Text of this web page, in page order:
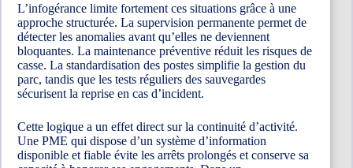
L’infogérance limite fortement ces situations grâce à une
approche structurée. La supervision permanente permet de
détecter les anomalies avant qu’elles ne deviennent
bloquantes. La maintenance préventive réduit les risques de
casse. La standardisation des postes simplifie la gestion du
parc, tandis que les tests réguliers des sauvegardes
sécurisent la reprise en cas d’incident.
Cette logique a un effet direct sur la continuité d’activité.
Une PME qui dispose d’un système d’information
disponible et fiable évite les arrêts prolongés et conserve sa